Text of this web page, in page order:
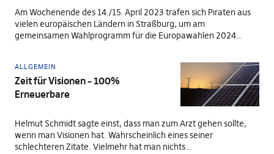
Am Wochenende des 14./15. April 2023 trafen sich Piraten aus
vielen europäischen Ländern in Straßburg, um am
gemeinsamen Wahlprogramm für die Europawahlen 2024…
ALLGEMEIN
Zeit für Visionen – 100%
Erneuerbare
Helmut Schmidt sagte einst, dass man zum Arzt gehen sollte,
wenn man Visionen hat. Wahrscheinlich eines seiner
schlechteren Zitate. Vielmehr hat man nichts…